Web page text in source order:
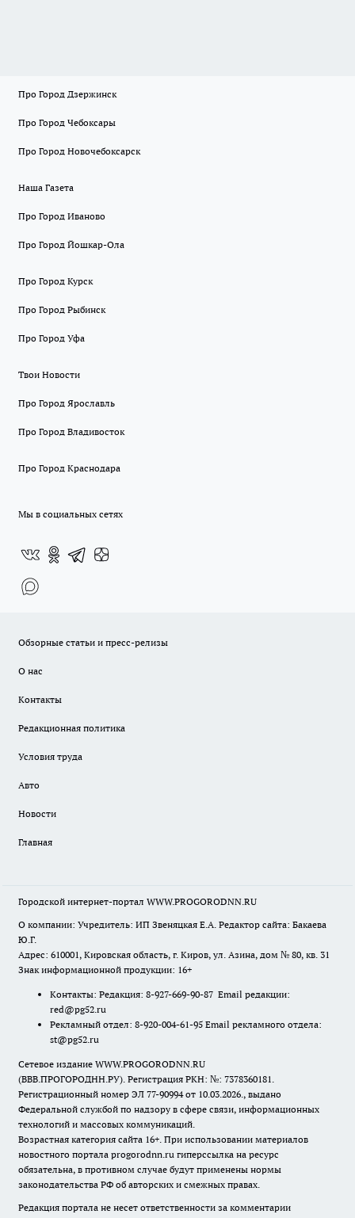
Про Город Дзержинск
Про Город Чебоксары
Про Город Новочебоксарск
Наша Газета
Про Город Иваново
Про Город Йошкар-Ола
Про Город Курск
Про Город Рыбинск
Про Город Уфа
Твои Новости
Про Город Ярославль
Про Город Владивосток
Про Город Краснодара
Мы в социальных сетях
Обзорные статьи и пресс-релизы
О нас
Контакты
Редакционная политика
Условия труда
Авто
Новости
Главная
Городской интернет-портал WWW.PROGORODNN.RU
О компании: Учредитель: ИП Звеняцкая Е.А. Редактор сайта: Бакаева
Ю.Г.
Адрес: 610001, Кировская область, г. Киров, ул. Азина, дом № 80, кв. 31
Знак информационной продукции: 16+
Контакты: Редакция: 8-927-669-90-87 Email редакции:
red@pg52.ru
Рекламный отдел: 8-920-004-61-95 Email рекламного отдела:
st@pg52.ru
Сетевое издание WWW.PROGORODNN.RU
(ВВВ.ПРОГОРОДНН.РУ). Регистрация РКН: №: 7378360181.
Регистрационный номер ЭЛ 77-90994 от 10.03.2026., выдано
Федеральной службой по надзору в сфере связи, информационных
технологий и массовых коммуникаций.
Возрастная категория сайта 16+. При использовании материалов
новостного портала progorodnn.ru гиперссылка на ресурс
обязательна, в противном случае будут применены нормы
законодательства РФ об авторских и смежных правах.
Редакция портала не несет ответственности за комментарии